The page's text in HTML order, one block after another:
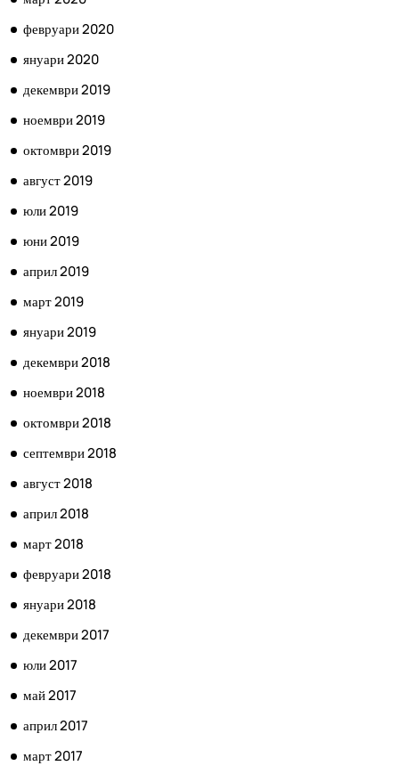
февруари 2020
януари 2020
декември 2019
ноември 2019
октомври 2019
август 2019
юли 2019
юни 2019
април 2019
март 2019
януари 2019
декември 2018
ноември 2018
октомври 2018
септември 2018
август 2018
април 2018
март 2018
февруари 2018
януари 2018
декември 2017
юли 2017
май 2017
април 2017
март 2017